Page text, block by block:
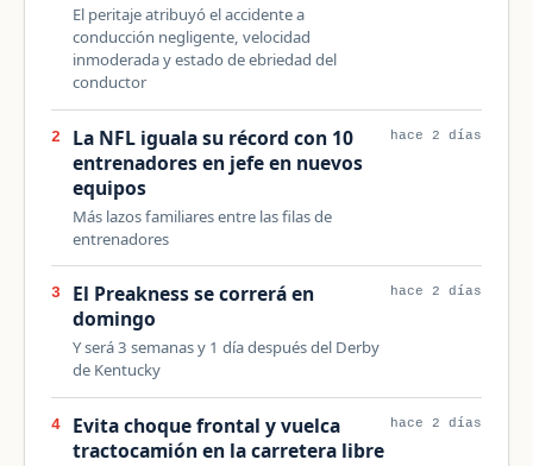
El peritaje atribuyó el accidente a
conducción negligente, velocidad
inmoderada y estado de ebriedad del
conductor
2
La NFL iguala su récord con 10
entrenadores en jefe en nuevos
equipos
Más lazos familiares entre las filas de
entrenadores
hace 2 días
3
El Preakness se correrá en
domingo
Y será 3 semanas y 1 día después del Derby
de Kentucky
hace 2 días
4
Evita choque frontal y vuelca
tractocamión en la carretera libre
hace 2 días